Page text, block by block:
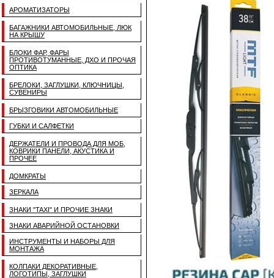
АРОМАТИЗАТОРЫ
БАГАЖНИКИ АВТОМОБИЛЬНЫЕ, ЛЮК
НА КРЫШУ
БЛОКИ ФАР, ФАРЫ
ПРОТИВОТУМАННЫЕ, ДХО И ПРОЧАЯ
ОПТИКА
БРЕЛОКИ, ЗАГЛУШКИ, КЛЮЧНИЦЫ,
СУВЕНИРЫ
БРЫЗГОВИКИ АВТОМОБИЛЬНЫЕ
ГУБКИ И САЛФЕТКИ
ДЕРЖАТЕЛИ И ПРОВОДА ДЛЯ МОБ,
КОВРИКИ ПАНЕЛИ, АКУСТИКА И
ПРОЧЕЕ
ДОМКРАТЫ
ЗЕРКАЛА
ЗНАКИ "TAXI" И ПРОЧИЕ ЗНАКИ
ЗНАКИ АВАРИЙНОЙ ОСТАНОВКИ
ИНСТРУМЕНТЫ И НАБОРЫ ДЛЯ
МОНТАЖА
КОЛПАКИ ДЕКОРАТИВНЫЕ,
ЛОГОТИПЫ, ЗАГЛУШКИ